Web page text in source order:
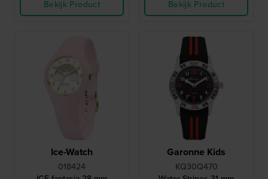
Bekijk Product
Bekijk Product
Ice-Watch
018424
Garonne Kids
KQ30Q470